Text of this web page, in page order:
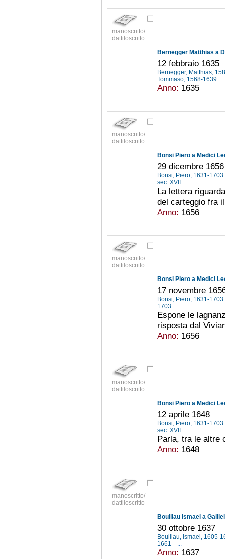
manoscritto/
dattiloscritto
Bernegger Matthias a
12 febbraio 1635
Bernegger, Matthias,
Tommaso, 1568-1639
Anno: 1635
manoscritto/
dattiloscritto
Bonsi Piero a Medici
29 dicembre 1656
Bonsi, Piero, 1631-1703
sec. XVII
La lettera
del carteggio fra
Anno: 1656
manoscritto/
dattiloscritto
Bonsi Piero a Medici
17 novembre
Bonsi, Piero, 1631-1703
1703
...
Espone le
risposta dal
Anno: 1656
manoscritto/
dattiloscritto
Bonsi Piero a Medici
12 aprile 1648
Bonsi, Piero, 1631-1703
sec. XVII
...
Parla, tra le altre
Anno: 1648
manoscritto/
dattiloscritto
Boulliau Ismael a
30 ottobre 1637
Boulliau, Ismael, 1605-
1661
...
Anno: 1637